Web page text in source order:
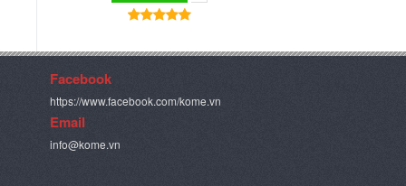
Facebook
https://www.facebook.com/kome.vn
Email
info@kome.vn